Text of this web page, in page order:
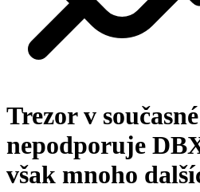
Trezor v
nepodporuje
však mnoho